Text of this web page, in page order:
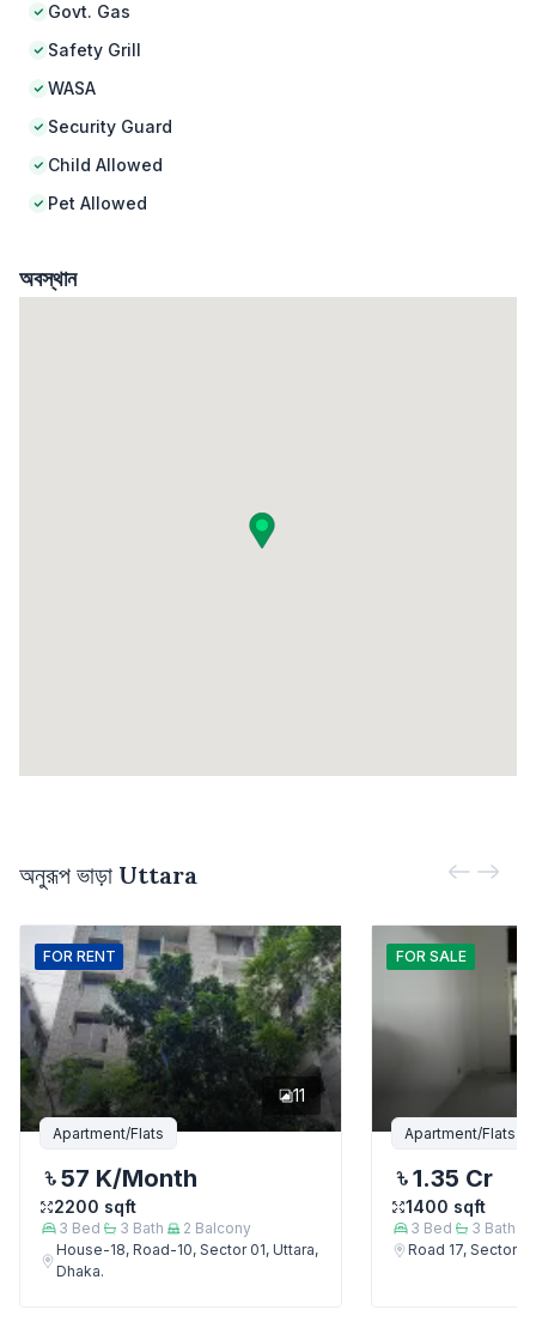
Govt. Gas
Safety Grill
WASA
Security Guard
Child Allowed
Pet Allowed
অবস্থান
অনুরূপ ভাড়া Uttara
FOR RENT
11
Apartment/Flats
57 K/Month
2200 sqft
3 Bed 3 Bath 2 Balcony
House-18, Road-10, Sector 01, Uttara,
Dhaka.
FOR SALE
Apartment/Flats
1.35 Cr
1400 sqft
3 Bed 3 Bath
Road 17, Sector